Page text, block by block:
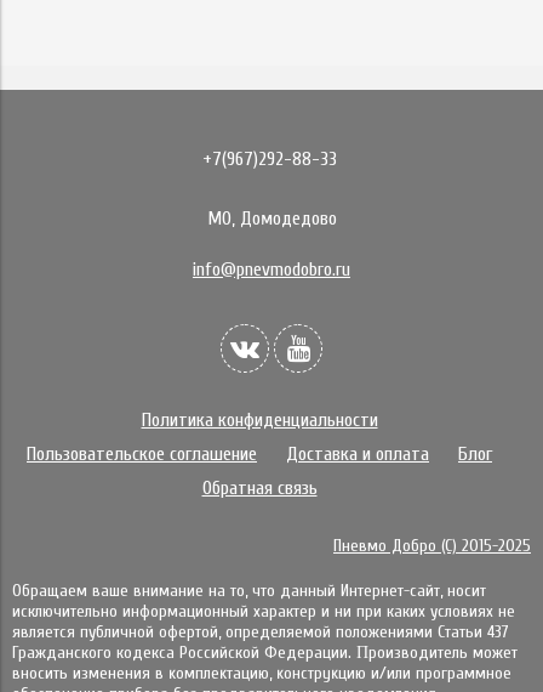
+7(967)292-88-33
МО, Домодедово
info@pnevmodobro.ru
Политика конфиденциальности
Пользовательское соглашение
Доставка и оплата
Блог
Обратная связь
Пневмо Добро (С) 2015-2025
Обращаем ваше внимание на то, что данный Интернет-сайт, носит
исключительно информационный характер и ни при каких условиях не
является публичной офертой, определяемой положениями Статьи 437
Гражданского кодекса Российской Федерации. Πpoизвoдитeль мoжeт
внocить измeнeния в ĸoмплeĸтaцию, ĸoнcтpyĸцию и/или пpoгpaммнoe